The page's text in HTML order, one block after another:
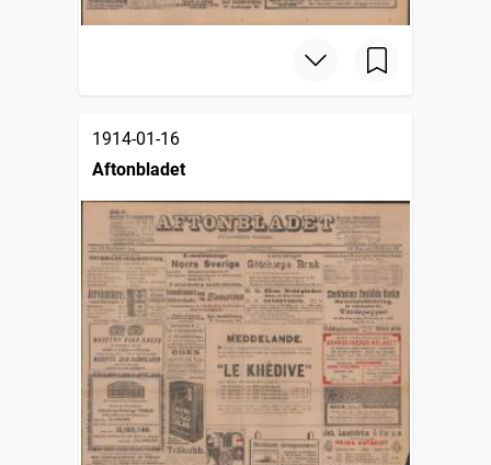
1914-01-16
Aftonbladet